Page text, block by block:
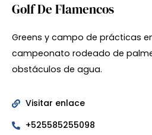
Golf De Flamencos
Greens y campo de prácticas
campeonato rodeado de
obstáculos de agua.
Visitar enlace
+525585255098